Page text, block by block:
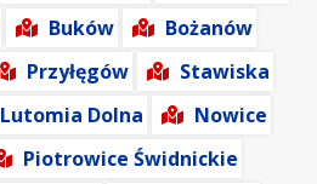
Buków
Bożanów
Przyłęgów
Stawiska
Lutomia Dolna
Nowice
Piotrowice Świdnickie